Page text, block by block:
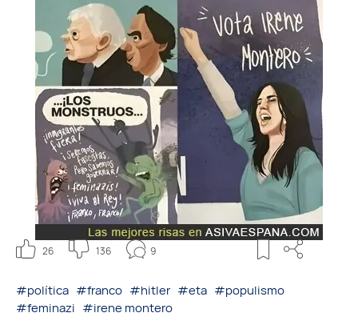
26 136 9
#política #franco #hitler #eta #populismo
#feminazi #irene montero